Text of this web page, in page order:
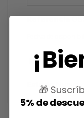
Estado Nuevo
🎁
5% de